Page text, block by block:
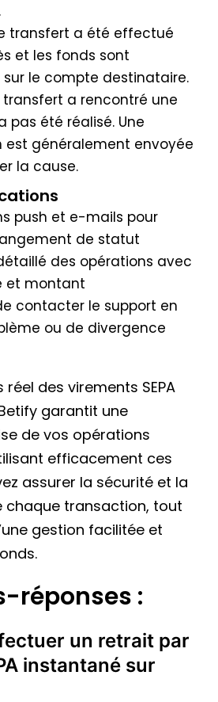
transfert a été effectué
et les fonds sont
sur le compte destinataire.
transfert a rencontré une
pas été réalisé. Une
généralement envoyée
la cause.
push et e-mails pour
de statut
des opérations avec
et montant
contacter le support en
ou de divergence
réel des virements SEPA
garantit une
de vos opérations
efficacement ces
assurer la sécurité et la
chaque transaction, tout
gestion facilitée et
réponses :
un retrait par
instantané sur